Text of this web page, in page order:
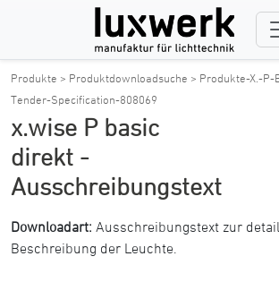
Produkte > Produktdownloadsuche > Produkte-X.-
Tender-Specification-808069
x.wise P basic
direkt -
Ausschreibungstext
Downloadart: Ausschreibungstext zur
Beschreibung der Leuchte.